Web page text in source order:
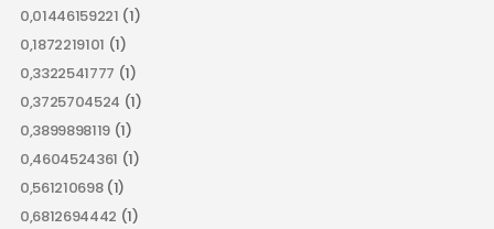
0,01446159221 (1)
0,1872219101 (1)
0,3322541777 (1)
0,3725704524 (1)
0,3899898119 (1)
0,4604524361 (1)
0,561210698(1)
0,6812694442 (1)